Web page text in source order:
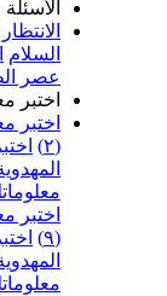
والأجوبة
والمنتظرون
السفراء
مدعو
معلوماتك
معلوماتك
اختبر معلوماتك
اختبر
المهدوية (٦)
معلوماتك
اختبر معلوماتك
اختبر
المهدوية (١٣)